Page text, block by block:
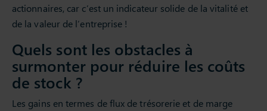
actionnaires, car c’est un indicateur solide de la vitalité et
de la valeur de l’entreprise !
Quels sont les obstacles à
surmonter pour réduire les coûts
de stock ?
Les gains en termes de flux de trésorerie et de marge